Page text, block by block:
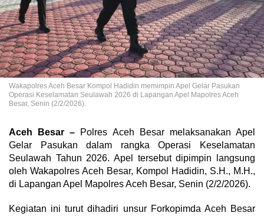
Wakapolres Aceh Besar Kompol Hadidin memimpin Apel Gelar Pasukan
Operasi Keselamatan Seulawah 2026 di Lapangan Apel Mapolres Aceh
Besar, Senin (2/2/2026).
Aceh Besar – Polres Aceh Besar melaksanakan Apel
Gelar Pasukan dalam rangka Operasi Keselamatan
Seulawah Tahun 2026. Apel tersebut dipimpin langsung
oleh Wakapolres Aceh Besar, Kompol Hadidin, S.H., M.H.,
di Lapangan Apel Mapolres Aceh Besar, Senin (2/2/2026).
Kegiatan ini turut dihadiri unsur Forkopimda Aceh Besar